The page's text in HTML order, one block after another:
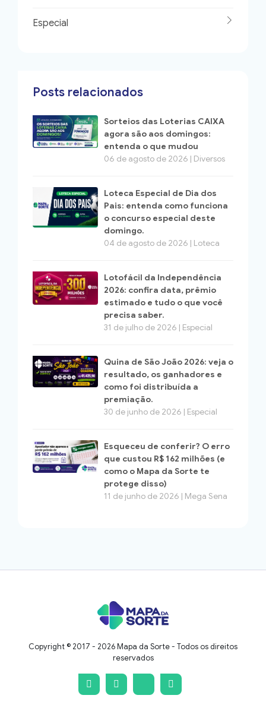
Especial
Posts relacionados
Sorteios das Loterias CAIXA
agora são aos domingos:
entenda o que mudou
06 de agosto de 2026 | Diversos
Loteca Especial de Dia dos
Pais: entenda como funciona
o concurso especial deste
domingo.
04 de agosto de 2026 | Loteca
Lotofácil da Independência
2026: confira data, prêmio
estimado e tudo o que você
precisa saber.
31 de julho de 2026 | Especial
Quina de São João 2026: veja o
resultado, os ganhadores e
como foi distribuída a
premiação.
30 de junho de 2026 | Especial
Esqueceu de conferir? O erro
que custou R$ 162 milhões (e
como o Mapa da Sorte te
protege disso)
11 de junho de 2026 | Mega Sena
Copyright © 2017 - 2026 Mapa da Sorte - Todos os direitos
reservados